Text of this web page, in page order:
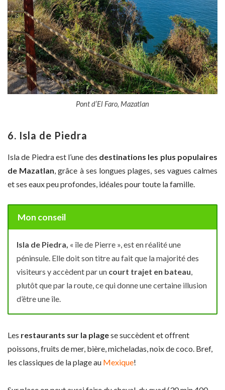
Pont d’El Faro, Mazatlan
6. Isla de Piedra
Isla de Piedra est l’une des destinations les plus populaires
de Mazatlan , grâce à ses longues plages, ses vagues calmes
et ses eaux peu profondes, idéales pour toute la famille.
Mon conseil
Isla de Piedra, « île de Pierre », est en réalité une
péninsule. Elle doit son titre au fait que la majorité des
visiteurs y accèdent par un court trajet en bateau
plutôt que par la route, ce qui donne une certaine illusion
d’être une île.
Les restaurants sur la plagese succèdent et offrent
poissons, fruits de mer, bière, micheladas, noix de coco. Bref,
les classiques de la plage au Mexique!